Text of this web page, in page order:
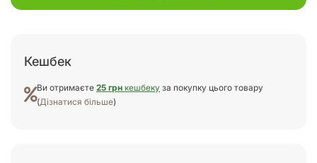
Кешбек
Ви отримаєте 25 грн кешбеку за покупку цього товару
(Дізнатися більше)